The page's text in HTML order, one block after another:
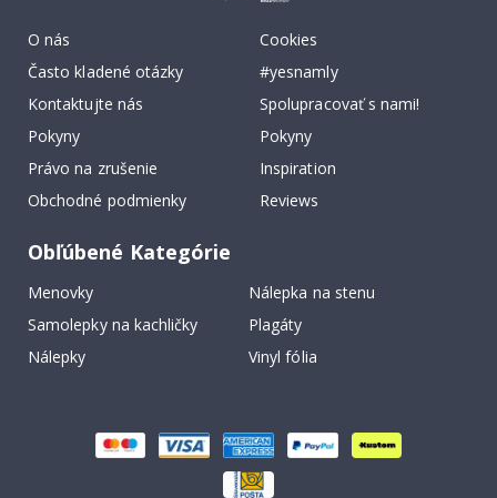
O nás
Často kladené otázky
Kontaktujte nás
Pokyny
Právo na zrušenie
Obchodné podmienky
Cookies
#yesnamly
Spolupracovať s nami!
Pokyny
Inspiration
Reviews
Obľúbené Kategórie
Menovky
Nálepka na stenu
Samolepky na kachličky
Plagáty
Nálepky
Vinyl fólia